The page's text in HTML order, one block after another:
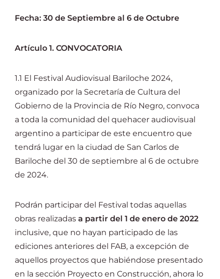
Fecha: 30 de Septiembre al 6 de Octubre
Artículo 1. CONVOCATORIA
1.1 El Festival Audiovisual Bariloche 2024,
organizado por la Secretaría de Cultura del
Gobierno de la Provincia de Río Negro, convoca
a toda la comunidad del quehacer audiovisual
argentino a participar de este encuentro que
tendrá lugar en la ciudad de San Carlos de
Bariloche del 30 de septiembre al 6 de octubre
de 2024.
Podrán participar del Festival todas aquellas
obras realizadas a partir del 1 de enero de 2022
inclusive, que no hayan participado de las
ediciones anteriores del FAB, a excepción de
aquellos proyectos que habiéndose presentado
en la sección Proyecto en Construcción, ahora lo